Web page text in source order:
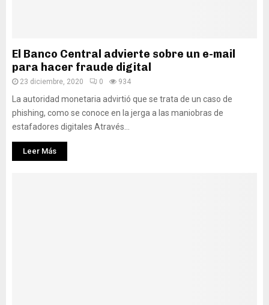
El Banco Central advierte sobre un e-mail
para hacer fraude digital
23 diciembre, 2020 0 934
La autoridad monetaria advirtió que se trata de un caso de
phishing, como se conoce en la jerga a las maniobras de
estafadores digitales Através...
Leer Más